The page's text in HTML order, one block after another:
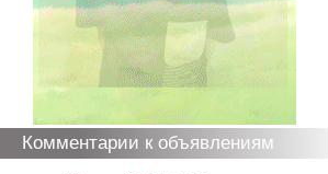
Комментарии к объявлениям